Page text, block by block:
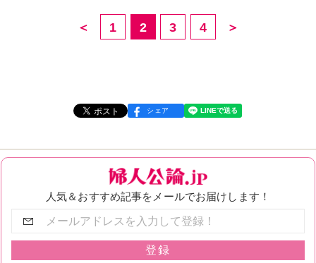
＜ 1 2 3 4 ＞
シェア